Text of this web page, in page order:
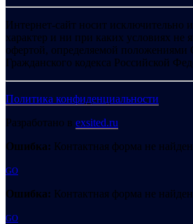
Интернет-сайт носит
характер и ни при каких условиях не
офертой, определяемой положениями
Гражданского кодекса Российской
Политика конфиденциальности
Разработано в exsited.ru
Ошибка: Контактная форма не
GO
Ошибка: Контактная форма не
GO